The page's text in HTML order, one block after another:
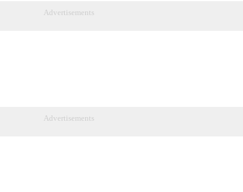
Advertisements
Advertisements